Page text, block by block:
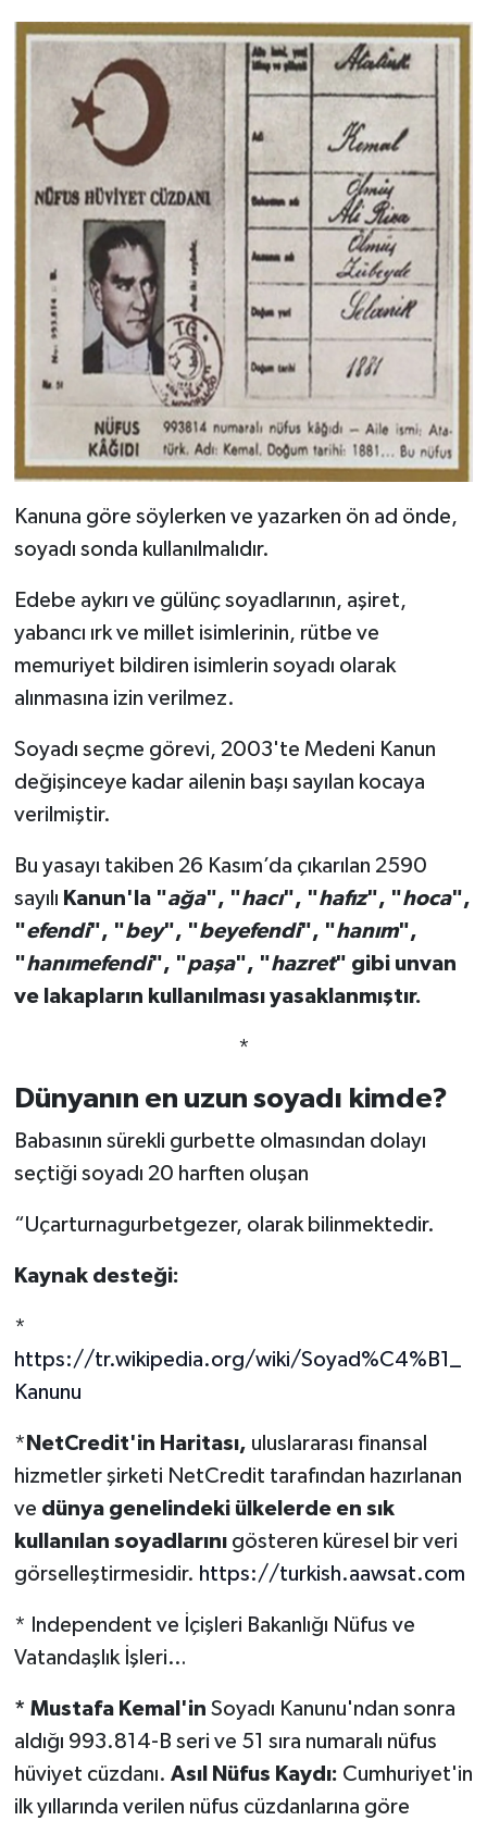
Kanuna göre söylerken ve yazarken ön ad önde,
soyadı sonda kullanılmalıdır.
Edebe aykırı ve gülünç soyadlarının, aşiret,
yabancı ırk ve millet isimlerinin, rütbe ve
memuriyet bildiren isimlerin soyadı olarak
alınmasına izin verilmez.
Soyadı seçme görevi, 2003'te Medeni Kanun
değişinceye kadar ailenin başı sayılan kocaya
verilmiştir.
Bu yasayı takiben 26 Kasım’da çıkarılan 2590
sayılı Kanun'la "ağa", "hacı", "hafız", "hoca",
"efendi", "bey", "beyefendi", "hanım",
"hanımefendi", "paşa", "hazret" gibi unvan
ve lakapların kullanılması yasaklanmıştır.
*
Dünyanın en uzun soyadı kimde?
Babasının sürekli gurbette olmasından dolayı
seçtiği soyadı 20 harften oluşan
“Uçarturnagurbetgezer, olarak bilinmektedir.
Kaynak desteği:
*
https://tr.wikipedia.org/wiki/Soyad%C4%B1_
Kanunu
* NetCredit'in Haritası, uluslararası finansal
hizmetler şirketi NetCredit tarafından hazırlanan
ve dünya genelindeki ülkelerde en sık
kullanılan soyadlarını gösteren küresel bir veri
görselleştirmesidir. https://turkish.aawsat.com
* Independent ve İçişleri Bakanlığı Nüfus ve
Vatandaşlık İşleri…
* Mustafa Kemal'in Soyadı Kanunu'ndan sonra
aldığı 993.814-B seri ve 51 sıra numaralı nüfus
hüviyet cüzdanı. Asıl Nüfus Kaydı: Cumhuriyet'in
ilk yıllarında verilen nüfus cüzdanlarına göre